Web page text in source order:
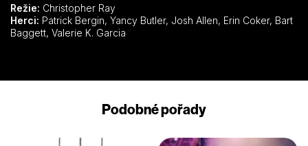
Režie: Christopher Ray
Herci:
Baggett, Valerie K. Garcia
Podobné pořady